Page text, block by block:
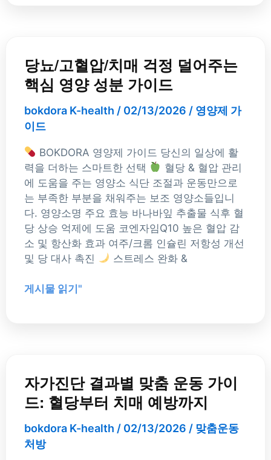
당뇨/고혈압/치매 걱정 덜어주는
핵심 영양 성분 가이드
bokdora K-health / 02/13/2026 / 영양제 가
이드
BOKDORA 영양제 가이드 당신의 일상에 활
력을 더하는 스마트한 선택
혈당 & 혈압 관리
에 도움을 주는 영양소 식단 조절과 운동만으로
는 부족한 부분을 채워주는 보조 영양소들입니
다. 영양소명 주요 효능 바나바잎 추출물 식후 혈
당 상승 억제에 도움 코엔자임Q10 높은 혈압 감
소 및 항산화 효과 여주/크롬 인슐린 저항성 개선
및 당 대사 촉진
스트레스 완화 &
뇨/
고
혈
압/
치
매
걱
정
덜
어
주
는
핵
심
양
게시물 읽기"
자가진단 결과별 맞춤 운동 가이
드: 혈당부터 치매 예방까지
bokdora K-health / 02/13/2026 / 맞춤운동
처방
가
진
단
결
과
별